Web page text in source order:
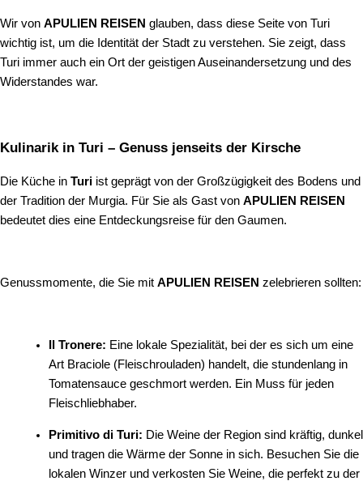
Wir von APULIEN REISEN glauben, dass diese Seite von Turi
wichtig ist, um die Identität der Stadt zu verstehen. Sie zeigt, dass
Turi immer auch ein Ort der geistigen Auseinandersetzung und des
Widerstandes war.
Kulinarik in Turi – Genuss jenseits der Kirsche
Die Küche in Turi ist geprägt von der Großzügigkeit des Bodens und
der Tradition der Murgia. Für Sie als Gast von APULIEN REISEN
bedeutet dies eine Entdeckungsreise für den Gaumen.
Genussmomente, die Sie mit APULIEN REISEN zelebrieren sollten:
Il Tronere: Eine lokale Spezialität, bei der es sich um eine
Art Braciole (Fleischrouladen) handelt, die stundenlang in
Tomatensauce geschmort werden. Ein Muss für jeden
Fleischliebhaber.
Primitivo di Turi: Die Weine der Region sind kräftig, dunkel
und tragen die Wärme der Sonne in sich. Besuchen Sie die
lokalen Winzer und verkosten Sie Weine, die perfekt zu der